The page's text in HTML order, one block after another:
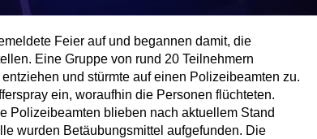
Feier auf und begannen damit, die
Eine Gruppe von rund 20 Teilnehmern
und stürmte auf einen Polizeibeamten zu.
ein, woraufhin die Personen flüchteten.
Polizeibeamten blieben nach aktuellem Stand
wurden Betäubungsmittel aufgefunden. Die